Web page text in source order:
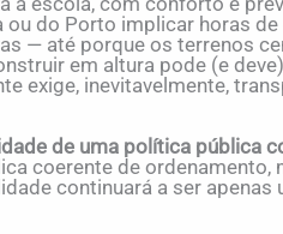
do Porto implicar horas
— até porque os terrenos
em altura pode (e
exige, inevitavelmente,
de uma política pública
coerente de
continuará a ser apenas